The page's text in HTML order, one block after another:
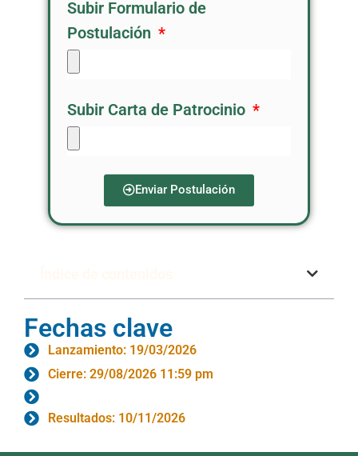
Subir Formulario de
Postulación
Subir Carta de Patrocinio
Enviar Postulación
Fechas clave
Lanzamiento: 19/03/2026
Cierre: 29/08/2026 11:59 pm
Resultados: 10/11/2026